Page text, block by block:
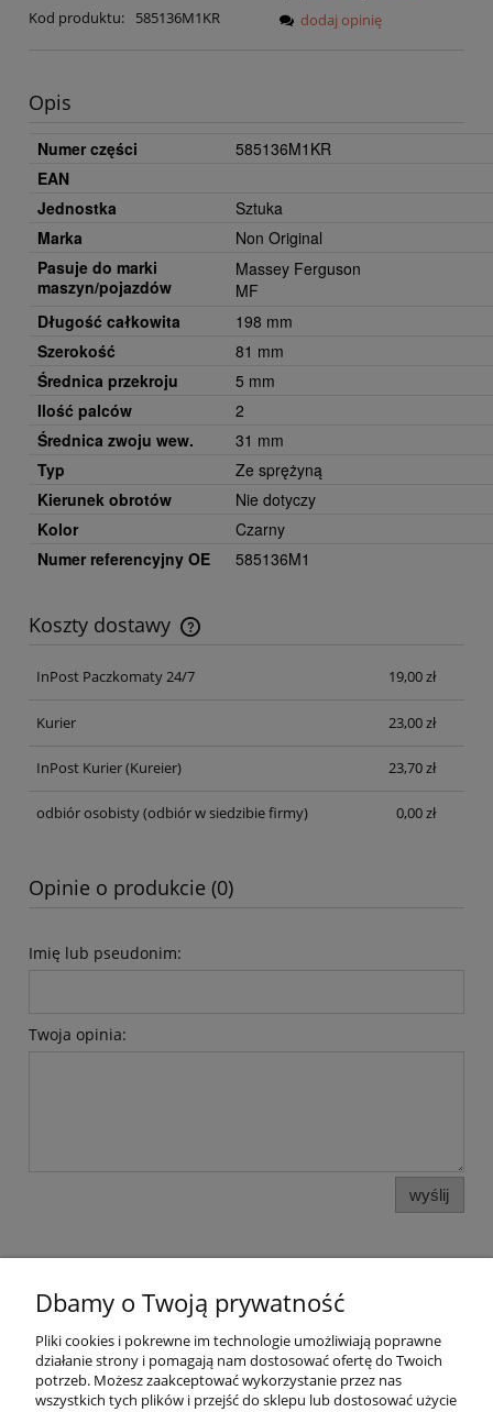
Kod produktu:
585136M1KR
dodaj opinię
Opis
Numer części
585136M1KR
EAN
Jednostka
Sztuka
Marka
Non Original
Pasuje do marki
maszyn/pojazdów
Massey Ferguson
MF
Długość całkowita
198 mm
Szerokość
81 mm
Średnica przekroju
5 mm
Ilość palców
2
Średnica zwoju wew.
31 mm
Typ
Ze sprężyną
Kierunek obrotów
Nie dotyczy
Kolor
Czarny
Numer referencyjny OE
585136M1
Koszty dostawy
Cena nie zawiera ewentualnych kosztów płatności
InPost Paczkomaty 24/7
19,00 zł
Kurier 23,00 zł
InPost Kurier(Kureier) 23,70 zł
odbiór osobisty(odbiór w siedzibie firmy) 0,00 zł
Opinie o produkcie (0)
Imię lub pseudonim:
Twoja opinia:
wyślij
Moje konto
Dbamy o Twoją prywatność
Pliki cookies i pokrewne im technologie umożliwiają poprawne
działanie strony i pomagają nam dostosować ofertę do Twoich
potrzeb. Możesz zaakceptować wykorzystanie przez nas
wszystkich tych plików i przejść do sklepu lub dostosować użycie